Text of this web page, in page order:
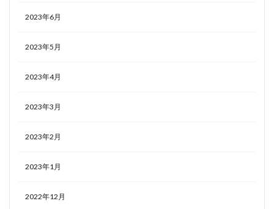
2023年6月
2023年5月
2023年4月
2023年3月
2023年2月
2023年1月
2022年12月